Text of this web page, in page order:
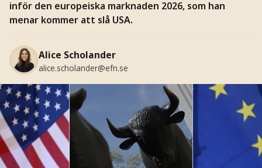
inför den europeiska marknaden 2026, som han
menar kommer att slå USA.
Alice Scholander
alice.scholander@efn.se